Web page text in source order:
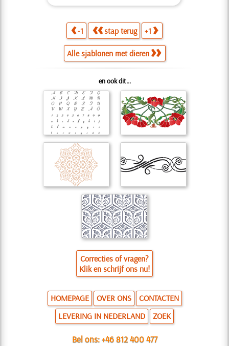
-1 stap terug +1
Alle sjablonen met dieren
en ook dit...
Correcties of vragen?
Klik en schrijf ons nu!
HOMEPAGE OVER ONS
CONTACTEN
LEVERING IN NEDERLAND
ZOEK
Bel ons:+46 812 400 477